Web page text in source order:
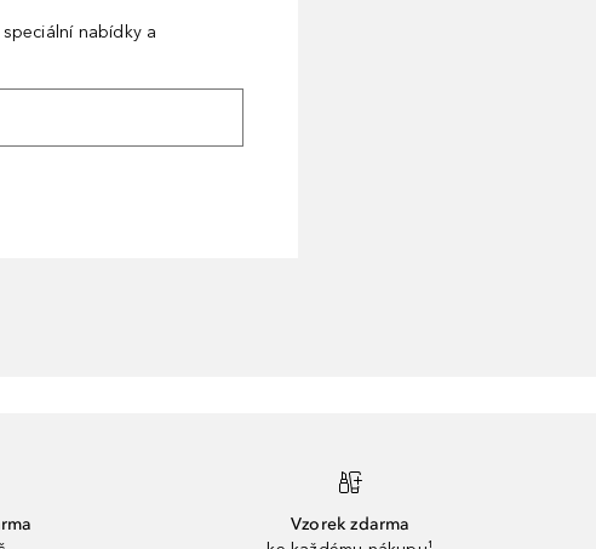
nabídky a
Vzorek zdarma